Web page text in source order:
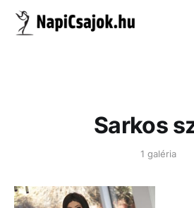
Sarkos
1 galéria